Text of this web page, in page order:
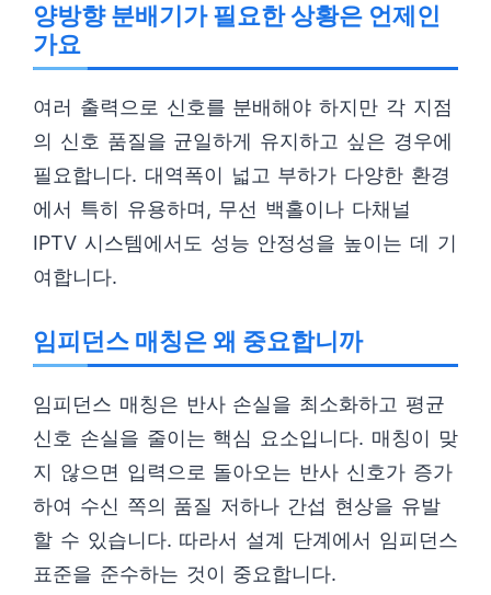
양방향 분배기가 필요한 상황은 언제인
가요
여러 출력으로 신호를 분배해야 하지만 각 지점
의 신호 품질을 균일하게 유지하고 싶은 경우에
필요합니다. 대역폭이 넓고 부하가 다양한 환경
에서 특히 유용하며, 무선 백홀이나 다채널
IPTV 시스템에서도 성능 안정성을 높이는 데 기
여합니다.
임피던스 매칭은 왜 중요합니까
임피던스 매칭은 반사 손실을 최소화하고 평균
신호 손실을 줄이는 핵심 요소입니다. 매칭이 맞
지 않으면 입력으로 돌아오는 반사 신호가 증가
하여 수신 쪽의 품질 저하나 간섭 현상을 유발
할 수 있습니다. 따라서 설계 단계에서 임피던스
표준을 준수하는 것이 중요합니다.